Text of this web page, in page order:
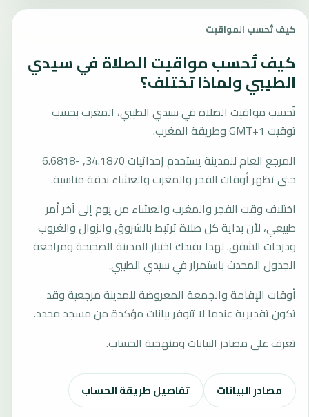
كيف تُحسب المواقيت
كيف تُحسب مواقيت الصلاة في سيدي
الطيبي ولماذا تختلف؟
تُحسب مواقيت الصلاة في سيدي الطيبي، المغرب بحسب
توقيت GMT+1 وطريقة المغرب.
المرجع العام للمدينة يستخدم إحداثيات 34.1870, -6.6818
حتى تظهر أوقات الفجر والمغرب والعشاء بدقة مناسبة.
اختلاف وقت الفجر والمغرب والعشاء من يوم إلى آخر أمر
طبيعي، لأن بداية كل صلاة ترتبط بالشروق والزوال والغروب
ودرجات الشفق. لهذا يفيدك اختيار المدينة الصحيحة ومراجعة
الجدول المحدث باستمرار في سيدي الطيبي.
أوقات الإقامة والجمعة المعروضة للمدينة مرجعية وقد
تكون تقديرية عندما لا تتوفر بيانات مؤكدة من مسجد محدد.
تعرف على مصادر البيانات ومنهجية الحساب.
مصادر البيانات تفاصيل طريقة الحساب